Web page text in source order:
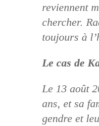
reviennent
chercher.
toujours à
Le cas de
Le 13 août
ans, et sa
gendre et